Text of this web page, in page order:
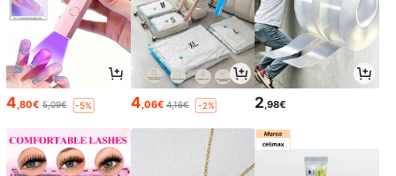
4,80€ 5,09€ -5% 4,06€ 4,16€ -2% 2,98€